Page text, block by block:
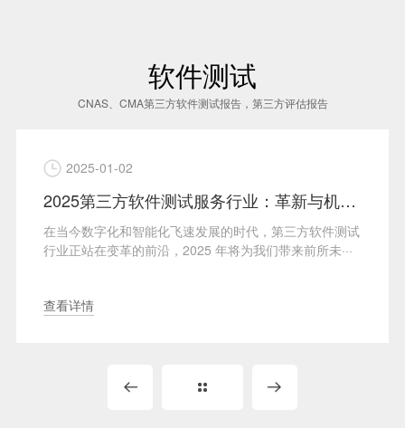
软件测试
CNAS、CMA第三方软件测试报告，第三方评估报告
2025第三方软件测试服务行业：革新与机遇的盛宴
方软件测试
前所未···
在软件检测领域，CNAS和CMA是两个高频出现
缩写，很多技术同学在项目验收或招投标时，常